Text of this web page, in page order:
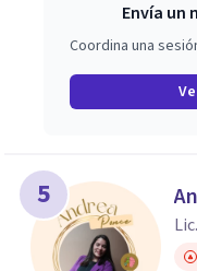
Envía un
Coordina una
5